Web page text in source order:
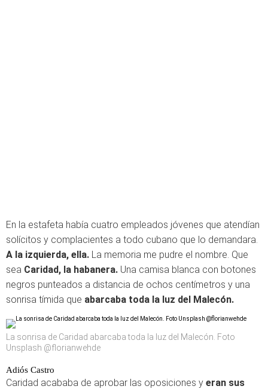
En la estafeta había cuatro empleados jóvenes que atendían
solícitos y complacientes a todo cubano que lo demandara.
A la izquierda, ella. La memoria me pudre el nombre. Que
sea Caridad, la habanera. Una camisa blanca con botones
negros punteados a distancia de ochos centímetros y una
sonrisa tímida que abarcaba toda la luz del Malecón.
La sonrisa de Caridad abarcaba toda la luz del Malecón. Foto
Unsplash @florianwehde
Adiós Castro
Caridad acababa de aprobar las oposiciones y eran sus